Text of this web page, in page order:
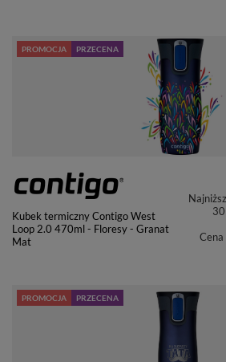
PROMOCJA PRZECENA
Kubek termiczny Contigo West
Loop 2.0 470ml - Floresy - Granat
Mat
PROMOCJA PRZECENA